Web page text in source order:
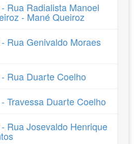
Rua Radialista Manoel
- Mané Queiroz
Rua Genivaldo Moraes
Rua Duarte Coelho
Travessa Duarte Coelho
Rua Josevaldo Henrique